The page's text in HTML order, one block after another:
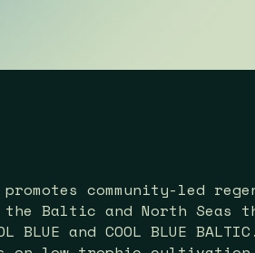
community-led
Baltic and North Seas
and COOL BLUE